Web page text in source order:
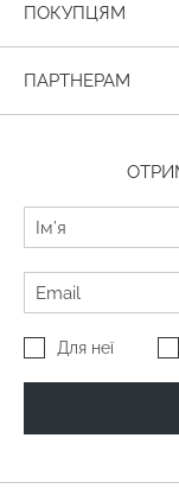
ПОКУПЦЯМ
ПАРТНЕРАМ
Для неї